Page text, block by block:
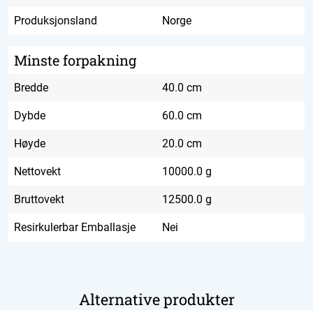
Produksjonsland Norge
Minste forpakning
Bredde 40.0 cm
Dybde 60.0 cm
Høyde 20.0 cm
Nettovekt 10000.0 g
Bruttovekt 12500.0 g
Resirkulerbar Emballasje Nei
Alternative produkter